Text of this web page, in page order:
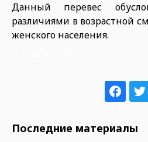
Данный перевес
различиями в возрастной
женского населения.
Последние материалы